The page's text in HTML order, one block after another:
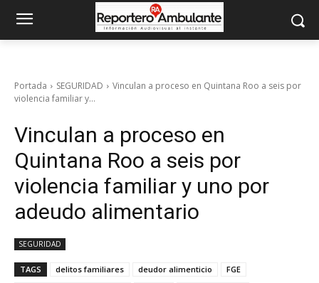
Portada SEGURIDAD
Vinculan a proceso en Quintana Roo a seis por
violencia familiar y...
Vinculan a proceso en
Quintana Roo a seis por
violencia familiar y uno por
adeudo alimentario
SEGURIDAD
TAGS delitos familiares deudor alimenticio
FGE